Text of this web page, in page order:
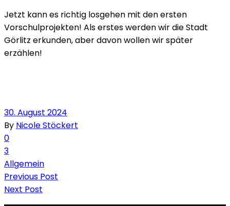
Jetzt kann es richtig losgehen mit den ersten
Vorschulprojekten! Als erstes werden wir die Stadt
Görlitz erkunden, aber davon wollen wir später
erzählen!
30. August 2024
By Nicole Stöckert
0
3
Allgemein
Previous Post
Next Post